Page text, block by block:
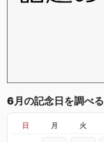
6月の記念日を調べる
日 月 火